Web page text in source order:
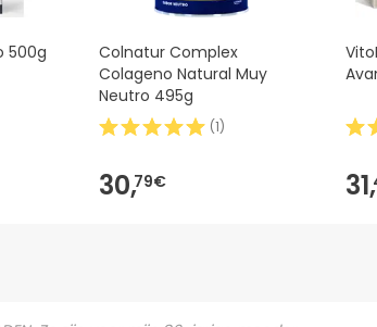
500g
Colnatur Complex
Colageno Natural Muy
Neutro 495g
(1)
30,79€ 31,